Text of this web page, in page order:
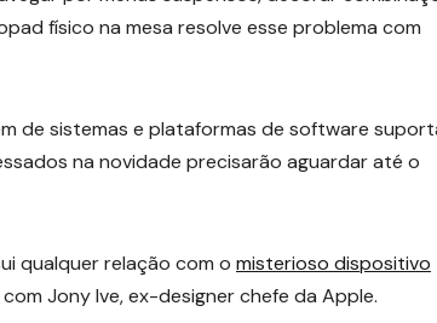
físico na mesa resolve esse problema com
de sistemas e plataformas de software
na novidade precisarão aguardar até o
qualquer relação com o misterioso dispositivo
Jony Ive, ex-designer chefe da Apple.